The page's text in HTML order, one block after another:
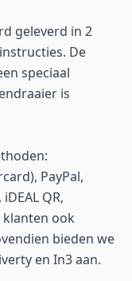
geleverd in 2
De
speciaal
is
PayPal,
QR,
klanten ook
bieden we
en In3 aan.